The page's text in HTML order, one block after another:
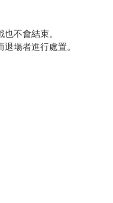
不會結束。
場者進行處置。